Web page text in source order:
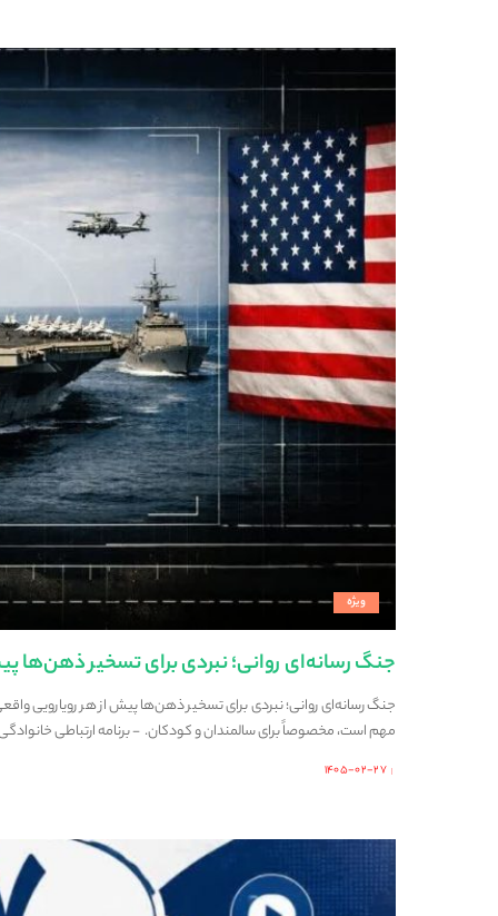
ویژه
جنگ رسانه‌ای روانی؛ نبردی برای تسخیر ذهن‌ها
جنگ رسانه‌ای روانی؛ نبردی برای تسخیر ذهن‌ها پیش از هر رویارویی
مهم است، مخصوصاً برای سالمندان و کودکان. - برنامه ارتباطی
Posted
۱۴۰۵-۰۲-۲۷